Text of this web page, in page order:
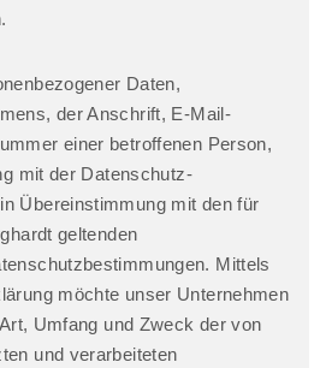
Daten,
der Anschrift, E-Mail-
einer betroffenen Person,
mit der Datenschutz-
Übereinstimmung mit den für
geltenden
Mittels
möchte unser Unternehmen
Umfang und Zweck der von
und verarbeiteten